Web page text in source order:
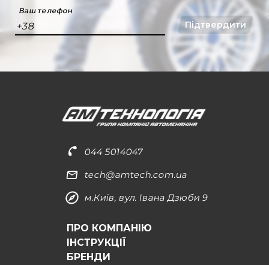
Ваш телефон
+38 Підтвердити
044 5014047
tech@amtech.com.ua
м.Київ, вул. Івана Дзюби 9
ПРО КОМПАНІЮ
ІНСТРУКЦІЇ
БРЕНДИ